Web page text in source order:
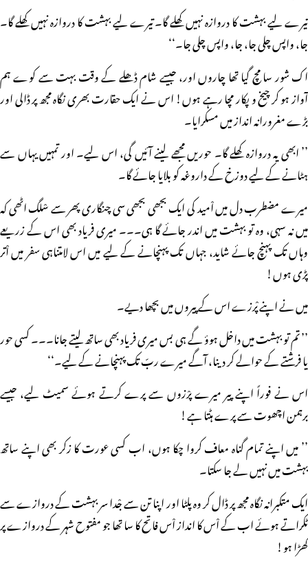
تیرے لیے بہشت کا دروازہ نہیں کھلے گا۔ تیرے لیے بہشت کا دروازہ نہیں کھلے گا۔
جا، واپس چلی جا، جا، واپس چلی جا۔‘‘
اک شور سا مچ گیا تھا چاروں اور، جیسے شام ڈھلے کے وقت بہت سے کوے ہم
آواز ہو کر چیخ و پکار مچا رہے ہوں! اس نے ایک حقارت بھری نگاہ مجھ پر ڈالی اور
بڑے مغرورانہ انداز میں مسکرایا۔
’’ ابھی یہ دروازہ کھلے گا۔ حوریں مجھے لینے آئیں گی، اس لیے۔ اور تمہیں یہاں سے
ہٹانے کے لیے دوزخ کے داروغہ کو بلایا جائے گا۔
میرے مضطرب دل میں اْمید کی ایک بجھی بجھی سی چنگاری پھر سے سْلگ اٹھی کہ
میں نہ سہی، وہ تو بہشت میں اندر جائے گا ہی۔۔۔ میری فریاد بھی اس کے زریعے
وہاں تک پہنچ جائے شاید، جہاں تک پہنچانے کے لیے میں اس لامتناہی سفر میں اْتر
پڑی ہوں!
میں نے اپنے پْرزے اس کے پیروں میں بچھا دیے۔
’’ تم تو بہشت میں داخل ہوؤ گے ہی بس میری فریاد بھی ساتھ لیتے جانا۔۔۔ کسی حور
یا فرشتے کے حوالے کر دینا، آگے میرے ربّ تک پہنچانے کے لیے۔‘‘
اس نے فوراً اپنے پیر میرے پرْزوں سے پرے کرتے ہوئے سمیٹ لیے، جیسے
برہمن اچھوت سے پرے ہٹتا ہے!
’’ میں اپنے تمام گناہ معاف کروا چکا ہوں، اب کسی عورت کا زکر بھی اپنے ساتھ
بہشت میں نہیں لے جا سکتا۔
ایک متکبرانہ نگاہ مجھ پر ڈال کر وہ پلٹا اور اپنا تن سے جْدا سر بہشت کے دروازے سے
ٹکراتے ہوئے اب کے اْس کا انداز اْس فاتح کا سا تھا جو مفتوح شہر کے دروازے پر
کھڑا ہو!